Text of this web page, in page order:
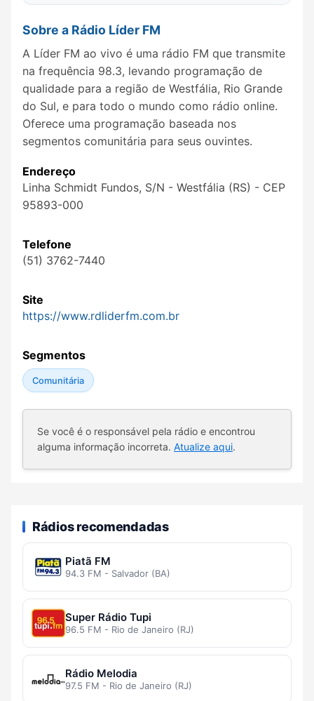
Sobre a Rádio Líder FM
A Líder FM ao vivo é uma rádio FM que transmite
na frequência 98.3, levando programação de
qualidade para a região de Westfália, Rio Grande
do Sul, e para todo o mundo como rádio online.
Oferece uma programação baseada nos
segmentos comunitária para seus ouvintes.
Endereço
Linha Schmidt Fundos, S/N - Westfália (RS) - CEP
95893-000
Telefone
(51) 3762-7440
Site
https://www.rdliderfm.com.br
Segmentos
Comunitária
Se você é o responsável pela rádio e encontrou
alguma informação incorreta. Atualize aqui.
Rádios recomendadas
Piatã FM
94.3 FM - Salvador (BA)
Super Rádio Tupi
96.5 FM - Rio de Janeiro (RJ)
Rádio Melodia
97.5 FM - Rio de Janeiro (RJ)